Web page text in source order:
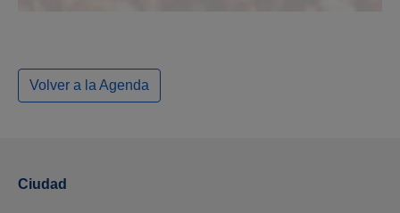
Volver a la Agenda
Ciudad